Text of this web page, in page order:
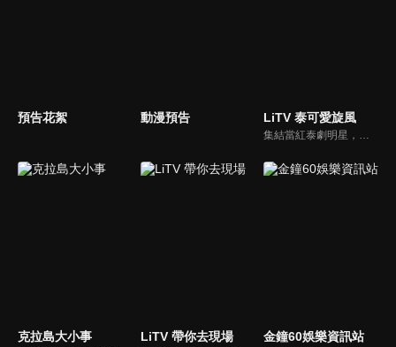
預告花絮 動漫預告 LiTV 泰可愛旋風
集結當紅泰劇明星，獨家揭露他們的幕後小秘密
克拉島大小事 LiTV 帶你去現場 金鐘60娛樂資訊站